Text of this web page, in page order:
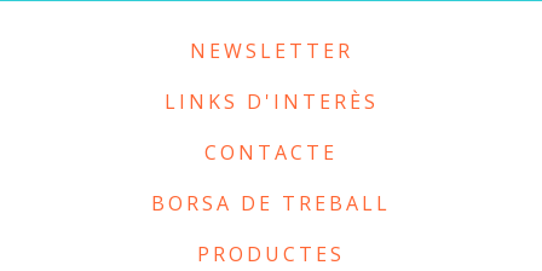
NEWSLETTER
LINKS D'INTERÈS
CONTACTE
BORSA DE TREBALL
PRODUCTES